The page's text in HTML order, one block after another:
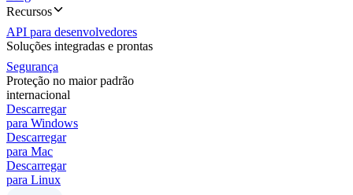
Recursos
API para desenvolvedores
Soluções integradas e prontas
Segurança
Proteção no maior padrão
internacional
Descarregar
para Windows
Descarregar
para Mac
Descarregar
para Linux